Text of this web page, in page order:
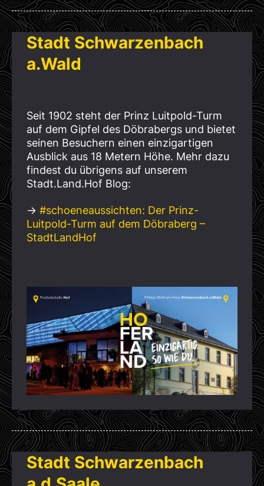
Stadt Schwarzenbach
a.Wald
Seit 1902 steht der Prinz Luitpold-Turm
auf dem Gipfel des Döbrabergs und bietet
seinen Besuchern einen einzigartigen
Ausblick aus 18 Metern Höhe. Mehr dazu
findest du übrigens auf unserem
Stadt.Land.Hof Blog:
→ #schoeneaussichten: Der Prinz-
Luitpold-Turm auf dem Döbraberg –
StadtLandHof
Stadt Schwarzenbach